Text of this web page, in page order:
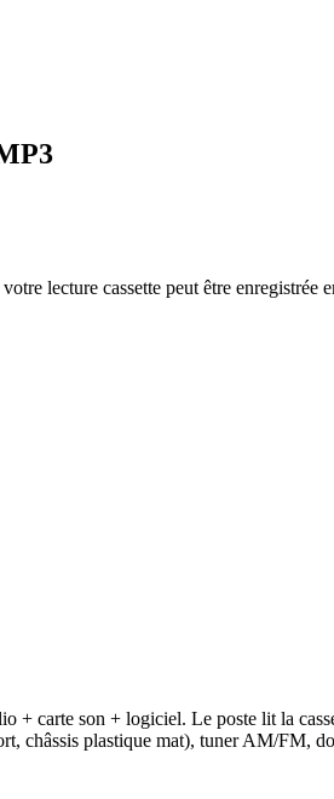
lecture cassette peut être enregistrée
carte son + logiciel. Le poste lit la
châssis plastique mat), tuner AM/FM,